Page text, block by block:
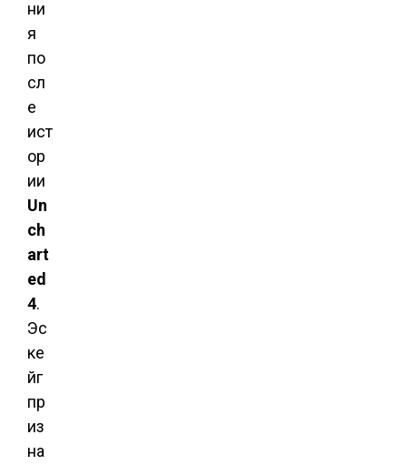
ни
я
по
сл
е
ист
ор
ии
Un
ch
art
ed
4.
Эс
ке
йг
пр
из
на